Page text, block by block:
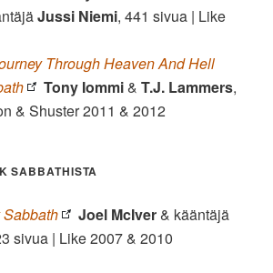
Jussi Niemi, 441 sivua | Like
Through Heaven And Hell
Tony Iommi&T.J. Lammers,
& Shuster 2011 & 2012
SABBATHISTA
Joel McIver& kääntäjä
sivua | Like 2007 & 2010